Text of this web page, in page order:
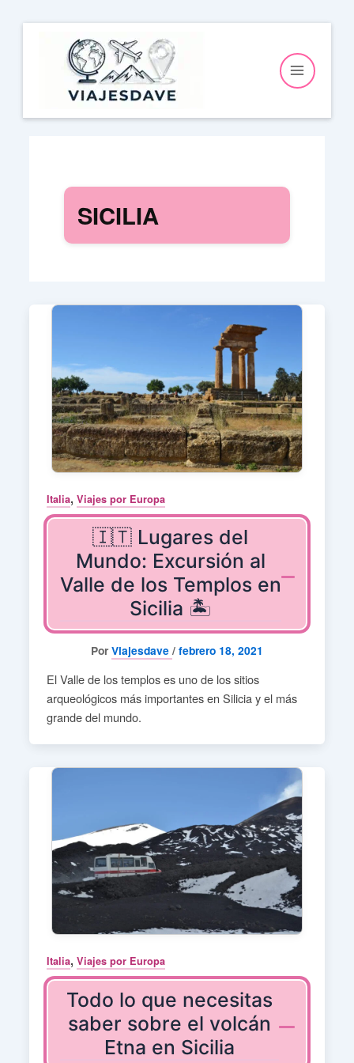
contenido
SICILIA
Italia, Viajes por Europa
🇮🇹 Lugares del
Mundo: Excursión al
Valle de los Templos en
Sicilia 🏝️
Por Viajesdave / febrero 18, 2021
El Valle de los templos es uno de los sitios
arqueológicos más importantes en Silicia y el más
grande del mundo.
Italia, Viajes por Europa
Todo lo que necesitas
saber sobre el volcán
Etna en Sicilia